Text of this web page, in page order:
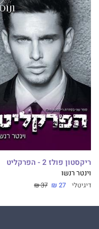
ריקסטון פולז 2 - הפרקליט
וינטר רנשו
דיגיטלי 27 ₪
37 ₪